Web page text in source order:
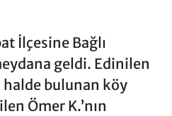
İlçesine Bağlı
geldi. Edinilen
halde bulunan köy
Ömer K.’nın